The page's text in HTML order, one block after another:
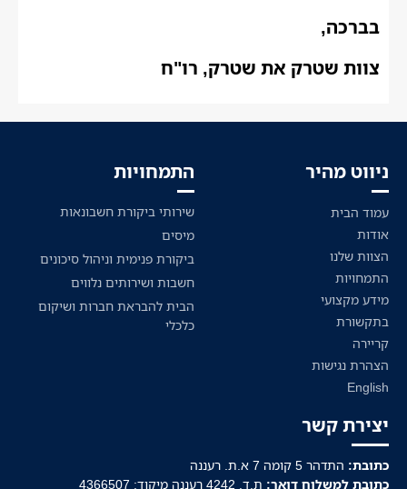
בברכה,
צוות שטרק את שטרק, רו"ח
ניווט מהיר
עמוד הבית
אודות
הצוות שלנו
התמחויות
מידע מקצועי
בתקשורת
קריירה
הצהרת נגישות
English
התמחויות
שירותי ביקורת חשבונאות
מיסים
ביקורת פנימית וניהול סיכונים
חשבות ושירותים נלווים
הבית להבראת חברות ושיקום
כלכלי
יצירת קשר
כתובת: התדהר 5 קומה 7 א.ת. רעננה
כתובת למשלוח דואר: ת.ד. 4242 רעננה מיקוד: 4366507